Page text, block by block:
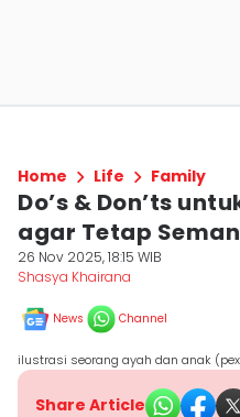
Home Life Family
Do’s & Don’ts
agar Tetap
26 Nov 2025, 18:15 WIB
Shasya Khairana
News Channel
ilustrasi seorang ayah dan anak
Share Article